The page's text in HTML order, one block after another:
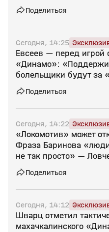
Поделиться
Сегодня, 14:25
Евсеев — перед игрой
«Динамо»:
болельщики будут за
Поделиться
Сегодня, 14:22
«Локомотив» может
Фраза Баринова
не так просто» —
Поделиться
Сегодня, 14:12
Шварц отметил
махачкалинского